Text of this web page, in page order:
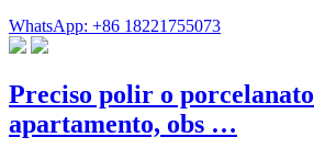
WhatsApp: +86 18221755073
Preciso polir o
apartamento, obs …